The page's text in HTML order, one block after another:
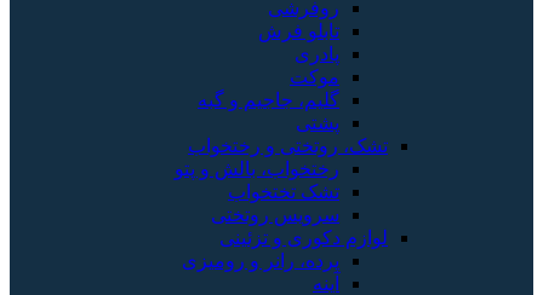
روفرشی
تابلو فرش
پادری
موکت
گلیم، جاجیم و گبه
پشتی
تشک، روتختی و رختخواب
رختخواب، بالش و پتو
تشک تختخواب
سرویس روتختی
لوازم دکوری و تزئینی
پرده، رانر و رومیزی
آینه